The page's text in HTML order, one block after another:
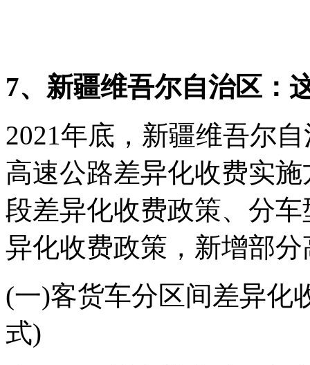
7、新疆维吾尔自治区：
2021年底，新疆维吾尔
高速公路差异化收费实
段差异化收费政策、分
异化收费政策，新增部
(一)客货车分区间差异化
式)